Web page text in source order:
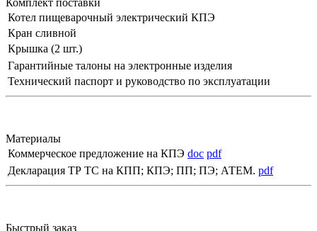
Комплект поставки
Котел пищеварочный электрический КПЭ
Кран сливной
Крышка (2 шт.)
Гарантийные талоны на электронные изделия
Технический паспорт и руководство по эксплуатации
Материалы
Коммерческое предложение на КПЭ doc pdf
Декларация ТР ТС на КПП; КПЭ; ПП; ПЭ; АТЕМ. pdf
Быстрый заказ